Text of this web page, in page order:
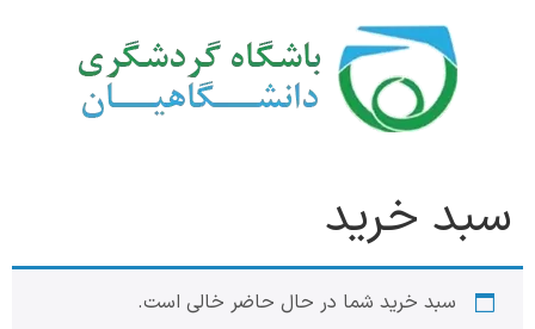
سبد خرید
سبد خرید شما در حال حاضر خالی است.